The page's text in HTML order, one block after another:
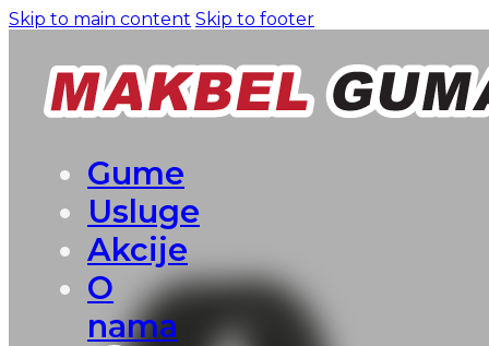
Skip to main content Skip to footer
Gume
Usluge
Akcije
O
nama